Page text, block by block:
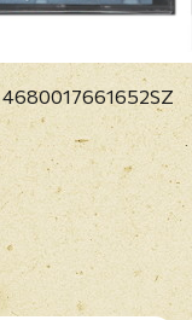
4680017661652SZ